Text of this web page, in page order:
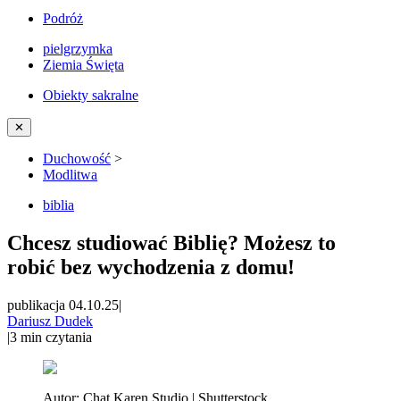
Podróż
pielgrzymka
Ziemia Święta
Obiekty sakralne
✕
Duchowość >
Modlitwa
biblia
Chcesz studiować Biblię? Możesz to
robić bez wychodzenia z domu!
publikacja 04.10.25|
Dariusz Dudek
|3 min czytania
Autor: Chat Karen Studio | Shutterstock